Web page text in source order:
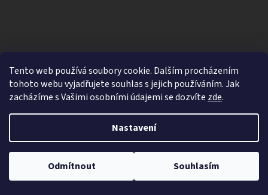
Tento web používá soubory cookie. Dalším procházením
tohoto webu vyjadřujete souhlas s jejich používáním. Jak
zacházíme s Vašimi osobními údajemi se dozvíte zde.
Nastavení
Odmítnout Souhlasím
Vytvořil Shoptet
iDRINKS.cz. Všechna práva vyhrazena.